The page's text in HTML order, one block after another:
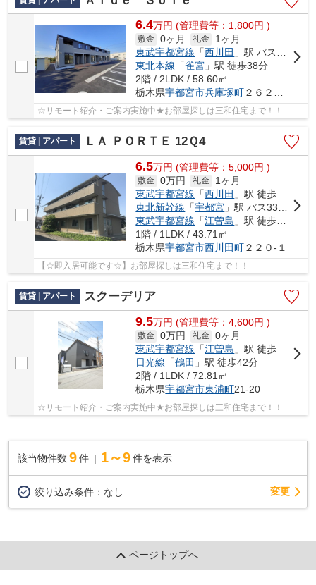
6.4万円 (管理費等：1,800円 )
敷金 0ヶ月 礼金
1ヶ月
東武宇都宮線 「西川田 」駅 バス8分 「兵庫塚町（関東自動）」 停歩6分
東北本線 「雀宮 」駅 徒歩38分
2階 / 2LDK / 58.60㎡
栃木県宇都宮市兵庫塚町２６２－５
☆リモート紹介・ご案内実施中★お部屋探しは三和住宅まで！！
賃貸 | アパート ＬＡ ＰＯＲＴＥ 12Ｑ4
6.5万円 (管理費等：5,000円 )
敷金 0万円 礼金
1ヶ月
東武宇都宮線 「西川田 」駅 徒歩13分
東北新幹線 「宇都宮 」駅 バス33分 「西川田駅入口」 停歩17分
東武宇都宮線 「江曽島 」駅 徒歩35分
1階 / 1LDK / 43.71㎡
栃木県宇都宮市西川田町２２０-１
【☆即入居可能です☆】お部屋探しは三和住宅まで！！
賃貸 | アパート スクーデリア
9.5万円 (管理費等：4,600円 )
敷金 0万円 礼金 0ヶ月
東武宇都宮線 「江曽島 」駅 徒歩15分
日光線 「鶴田 」駅 徒歩42分
2階 / 1LDK / 72.81㎡
栃木県宇都宮市東浦町21-20
☆リモート紹介・ご案内実施中★お部屋探しは三和住宅まで！！
該当物件数 9件 1～9 件を表示
絞り込み条件： なし 変更
ページトップへ